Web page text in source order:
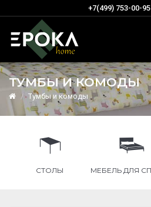
+7(499) 753-00-95
ТУМБЫ И КОМОДЫ
Тумбы и комоды
СТОЛЫ